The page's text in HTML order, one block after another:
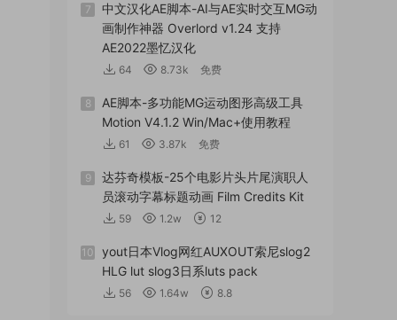
7
中文汉化AE脚本-AI与AE实时交互MG动
画制作神器 Overlord v1.24 支持
AE2022墨忆汉化
64 8.73k 免费
8
AE脚本-多功能MG运动图形高级工具
Motion V4.1.2 Win/Mac+使用教程
61 3.87k 免费
9
达芬奇模板-25个电影片头片尾演职人
员滚动字幕标题动画 Film Credits Kit
59 1.2w 12
10
yout日本Vlog网红AUXOUT索尼slog2
HLG lut slog3日系luts pack
56 1.64w 8.8